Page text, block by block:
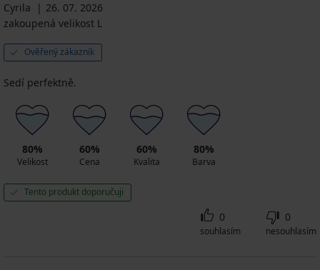
Cyrila
26. 07. 2026
zakoupená velikost L
Ověřený zákazník
Sedí perfektně.
80%
Velikost
60%
Cena
60%
Kvalita
80%
Barva
Tento produkt doporučuji
0
souhlasím
0
nesouhlasím